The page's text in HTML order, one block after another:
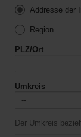
Addresse der
Region
PLZ/Ort
Umkreis
Der Umkreis